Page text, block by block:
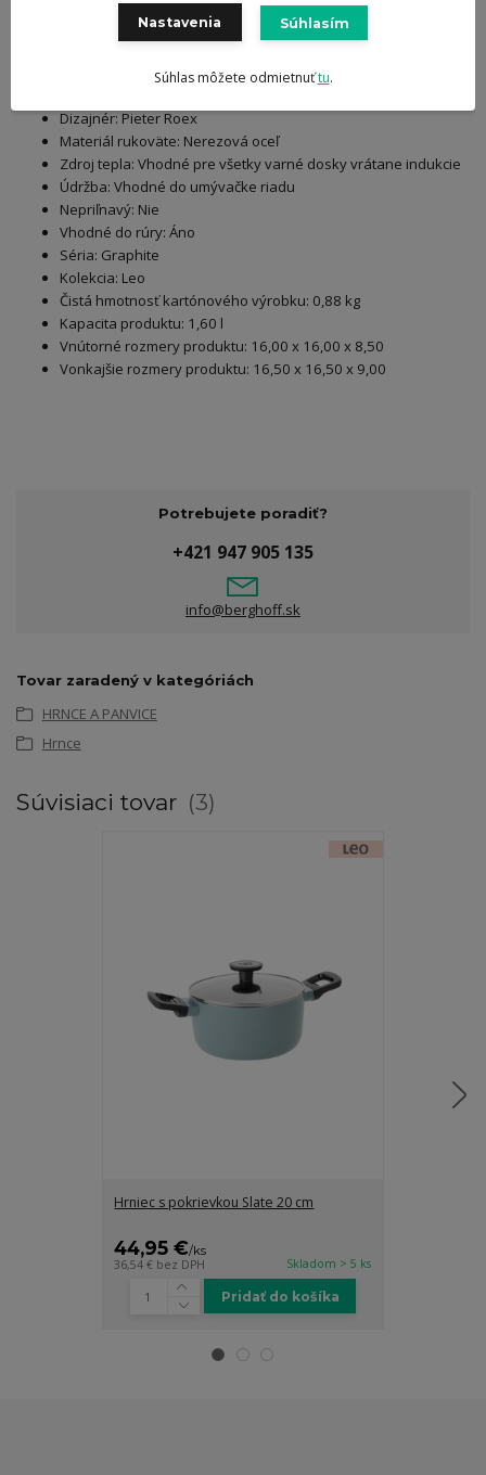
Vhodné pre všetky varné dosky vrátane indukcie
Dizajnér: Pieter Roex
Materiál rukoväte: Nerezová oceľ
Zdroj tepla: Vhodné pre všetky varné dosky vrátane indukcie
Údržba: Vhodné do umývačke riadu
Nepriľnavý: Nie
Vhodné do rúry: Áno
Séria: Graphite
Kolekcia: Leo
Čistá hmotnosť kartónového výrobku: 0,88 kg
Kapacita produktu: 1,60 l
Vnútorné rozmery produktu: 16,00 x 16,00 x 8,50
Vonkajšie rozmery produktu: 16,50 x 16,50 x 9,00
Potrebujete poradiť?
+421 947 905 135
info@berghoff.sk
Tovar zaradený v kategóriách
HRNCE A PANVICE
Hrnce
Súvisiaci tovar 3
Hrniec s pokrievkou Slate 20 cm
44,95 €/ks
36,54 € bez DPH Skladom > 5 ks
Pridať do košíka
Nastavenia Súhlasím
Súhlas môžete odmietnuťtu.